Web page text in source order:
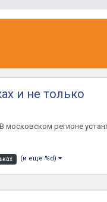
и не только
регионе
(и еще %d)